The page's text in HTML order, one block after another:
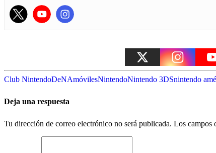
Club NintendoDeNAmóvilesNintendoNintendo 3DSnintendo
Deja una respuesta
Tu dirección de correo electrónico no será publicada. Los campos